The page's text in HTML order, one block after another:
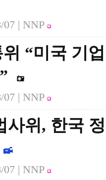
07 | NNP
위 “미국 기
07 | NNP
사위, 한국
07 | NNP